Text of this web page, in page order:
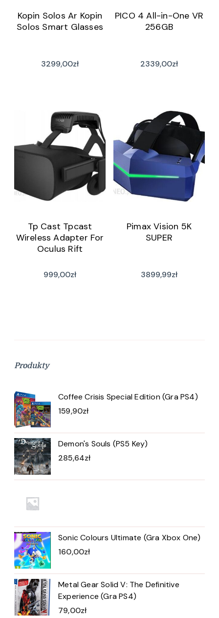
Kopin Solos Ar Kopin
Solos Smart Glasses
3299,00zł
PICO 4 All-in-One VR
256GB
2339,00zł
Tp Cast Tpcast
Wireless Adapter For
Oculus Rift
999,00zł
Pimax Vision 5K
SUPER
3899,99zł
Produkty
Coffee Crisis Special Edition (Gra PS4)
159,90zł
Demon's Souls (PS5 Key)
285,64zł
Sonic Colours Ultimate (Gra Xbox One)
160,00zł
Metal Gear Solid V: The Definitive
Experience (Gra PS4)
79,00zł